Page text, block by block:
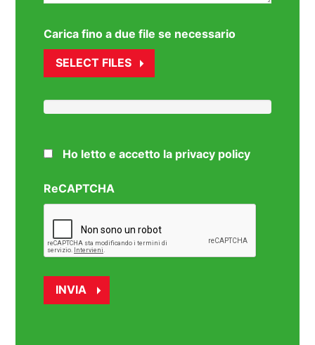
Carica fino a due file se necessario
SELECT FILES
Ho letto e accetto la privacy policy
ReCAPTCHA